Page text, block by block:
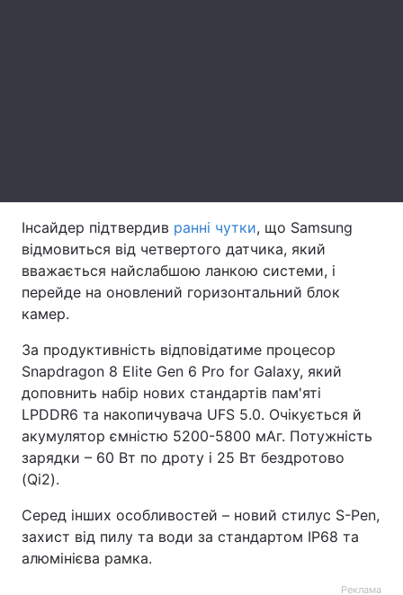
Тема оформлення
Інсайдер підтвердив ранні чутки, що Samsung
відмовиться від четвертого датчика, який
вважається найслабшою ланкою системи, і
перейде на оновлений горизонтальний блок
камер.
За продуктивність відповідатиме процесор
Snapdragon 8 Elite Gen 6 Pro for Galaxy, який
доповнить набір нових стандартів пам'яті
LPDDR6 та накопичувача UFS 5.0. Очікується й
акумулятор ємністю 5200-5800 мАг. Потужність
зарядки – 60 Вт по дроту і 25 Вт бездротово
(Qi2).
Серед інших особливостей – новий стилус S-Pen,
захист від пилу та води за стандартом IP68 та
алюмінієва рамка.
Реклама